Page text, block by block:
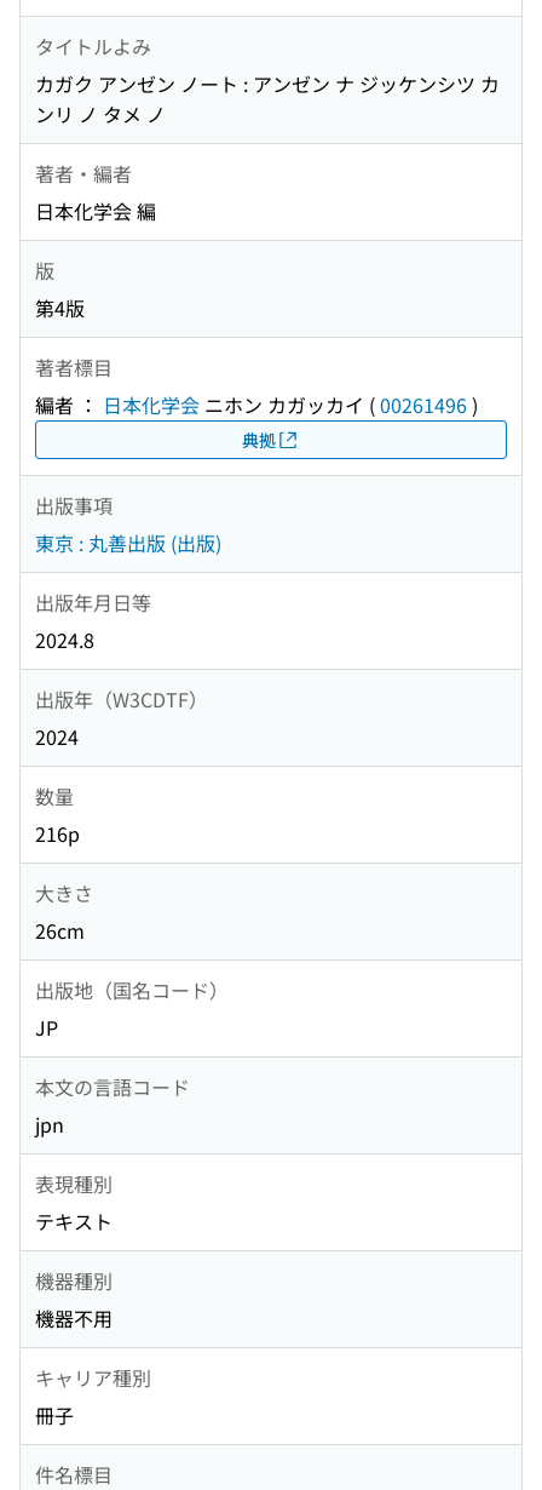
タイトルよみ
カガク アンゼン ノート : アンゼン ナ ジッケンシツ カ
ンリ ノ タメ ノ
著者・編者
日本化学会 編
版
第4版
著者標目
編者 ： 日本化学会 ニホン カガッカイ (00261496)
典拠
出版事項
東京 : 丸善出版 (出版)
出版年月日等
2024.8
出版年（W3CDTF）
2024
数量
216p
大きさ
26cm
出版地（国名コード）
JP
本文の言語コード
jpn
表現種別
テキスト
機器種別
機器不用
キャリア種別
冊子
件名標目